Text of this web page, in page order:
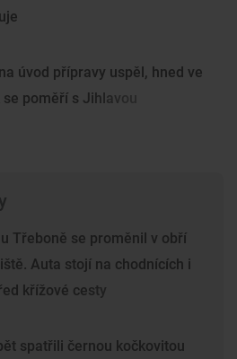
úvod přípravy uspěl, hned ve
poměří s Jihlavou
Třeboně se proměnil v obří
Auta stojí na chodnících i
křížové cesty
spatřili černou kočkovitou